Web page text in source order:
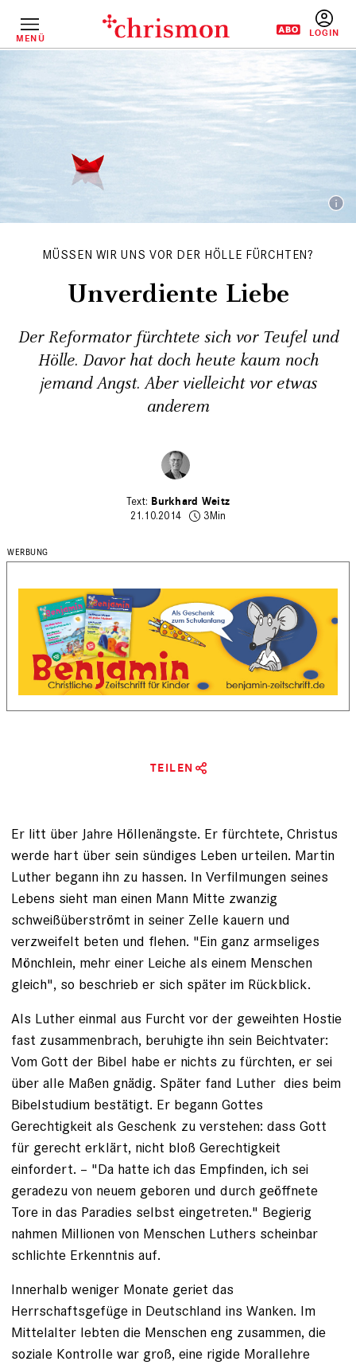
InhaltMENÜ
MÜSSEN WIR UNS VOR DER HÖLLE FÜRCHTEN?
Unverdiente Liebe
Der Reformator fürchtete sich vor Teufel und
Hölle. Davor hat doch heute kaum noch
jemand Angst. Aber vielleicht vor etwas
anderem
Burkhard Weitz
21.10.2014
3Min
TEILEN
Er litt über Jahre Höllenängste. Er fürchtete, Christus
werde hart über sein sündiges Leben urteilen. Martin
Luther begann ihn zu hassen. In Verfilmungen seines
Lebens sieht man einen Mann Mitte zwanzig
schweißüberströmt in seiner Zelle kauern und
verzweifelt beten und flehen. "Ein ganz armseliges
Mönch­lein, mehr einer Leiche als einem Menschen
gleich", so beschrieb er sich später im Rückblick.
Als Luther einmal aus Furcht vor der geweihten Hostie
fast zusammenbrach, beruhigte ihn sein Beichtvater:
Vom Gott der Bibel habe er nichts zu fürchten, er sei
über alle Maßen gnädig. Später fand Luther ­ dies beim
Bibelstudium bestätigt. Er begann Gottes
Gerechtigkeit als Geschenk zu verstehen: dass Gott
für gerecht erklärt, nicht bloß Gerechtigkeit
einfordert. – "Da hatte ich das Empfinden, ich sei
geradezu von neuem geboren und durch geöffnete
Tore in das Paradies selbst eingetreten." Begierig
nahmen Millionen von Menschen Luthers scheinbar
schlichte Erkenntnis auf.
Innerhalb weniger Monate geriet das
Herrschaftsgefüge in Deutschland ins Wanken. Im
Mittelalter lebten die Menschen eng zusammen, die
soziale Kontrolle war groß, eine rigide Morallehre